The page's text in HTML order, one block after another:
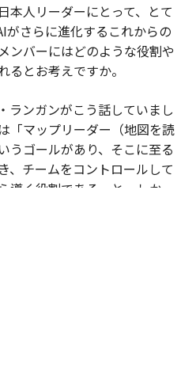
本人リーダーにとって、とて
がさらに進化するこれからの
ンバーにはどのような役割や
るとお考えですか。
ランガンがこう話していまし
「マップリーダー（地図を読
うゴールがあり、そこに至る
、チームをコントロールして
導く役割である、と。しか